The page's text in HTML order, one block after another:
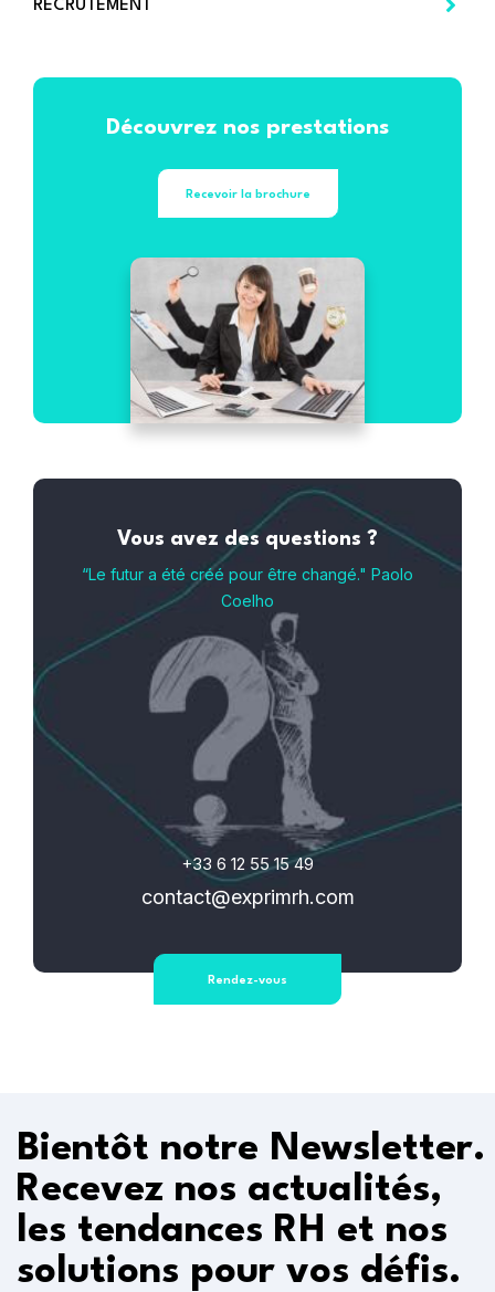
RECRUTEMENT
Découvrez nos prestations
Recevoir la brochure
Vous avez des questions ?
“Le futur a été créé pour être changé." Paolo
Coelho
+33 6 12 55 15 49
contact@exprimrh.com
Rendez-vous
Bientôt notre Newsletter.
Recevez nos actualités,
les tendances RH et nos
solutions pour vos défis.